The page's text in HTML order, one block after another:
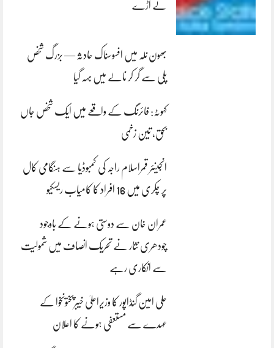
لے اڑے
بھون نلہ میں افسوسناک حادثہ — بزرگ شخص
پلی سے گر کر نالے میں بہہ گیا
کہوٹہ: فائرنگ کے واقعے میں ایک شخص جاں
بحق، تین زخمی
انجینئر قمراسلام راجہ کی کمبوڈیا سے ہنگامی کال
پر چکری میں 16 افراد کا کامیاب ریسکیو
عمران خان سے دوستی ہونے کے باوجود
چودھری نثار نے تحریک انصاف میں شمولیت
سے انکاری رہے
علی امین گنڈاپور کا وزیراعلیٰ خیبرپختونخوا کے
عہدے سے مستعفی ہونے کا اعلان